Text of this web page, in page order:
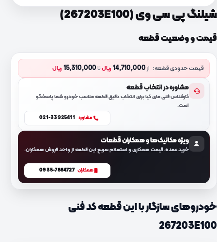
شیلنگ پی سی وی (267203E100)
قیمت و وضعیت قطعه
قیمت حدودی قطعه: از14,710,000 ریالتا15,310,000 ریال
مشاوره در انتخاب قطعه
کارشناس فنی مای کیا برای انتخاب دقیق قطعه مناسب خودرو شما پاسخگو
است.
مشاوره 021-33925411
ویژه مکانیک‌ها و همکاران قطعات
خرید عمده، قیمت همکاری و استعلام سریع این قطعه از واحد فروش همکاران.
همکاران 0935-7884727
خودروهای سازگار با این قطعه کد فنی
267203E100